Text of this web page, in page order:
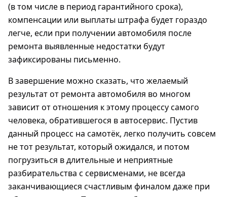
(в том числе в период гарантийного срока),
компенсации или выплаты штрафа будет гораздо
легче, если при получении автомобиля после
ремонта выявленные недостатки будут
зафиксированы письменно.
В завершение можно сказать, что желаемый
результат от ремонта автомобиля во многом
зависит от отношения к этому процессу самого
человека, обратившегося в автосервис. Пустив
данный процесс на самотёк, легко получить совсем
не тот результат, который ожидался, и потом
погрузиться в длительные и неприятные
разбирательства с сервисменами, не всегда
заканчивающиеся счастливым финалом даже при